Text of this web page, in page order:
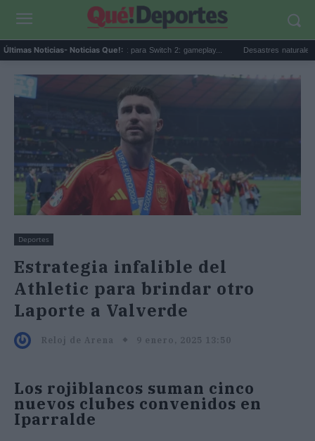
Últimas Noticias- Noticias Que!:
Beta sorpresa de Minecraft para Switch 2: gameplay... Desastres naturales: qué
Deportes
Estrategia infalible del
Athletic para brindar otro
Laporte a Valverde
Reloj de Arena 9 enero, 2025 13:50
Los rojiblancos suman cinco
nuevos clubes convenidos en
Iparralde